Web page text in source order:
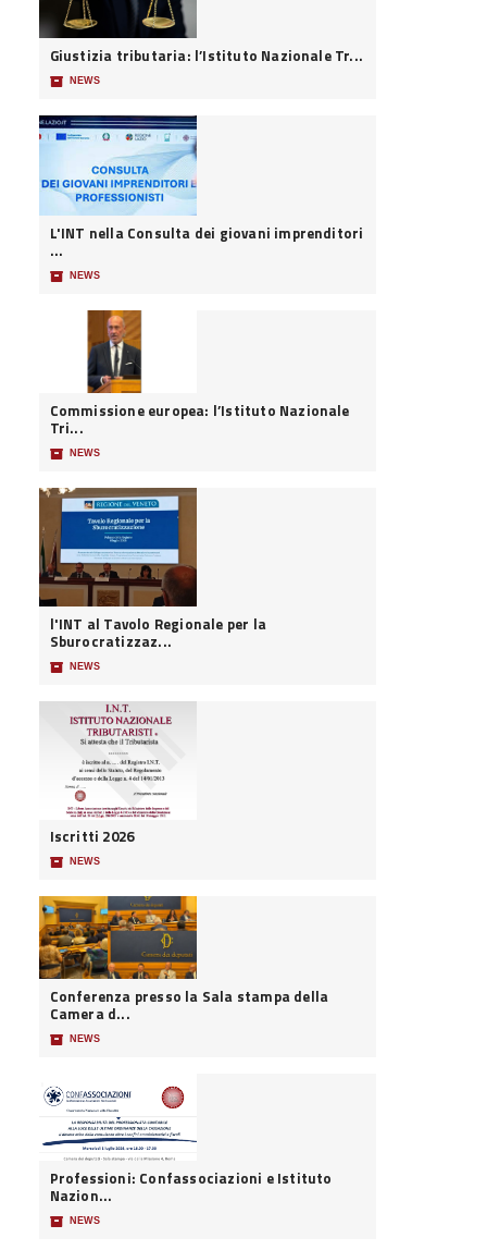
Giustizia tributaria: l’Istituto Nazionale Tr...
📦 NEWS
L'INT nella Consulta dei giovani imprenditori
...
📦 NEWS
Commissione europea: l’Istituto Nazionale
Tri...
📦 NEWS
l'INT al Tavolo Regionale per la
Sburocratizzaz...
📦 NEWS
Iscritti 2026
📦 NEWS
Conferenza presso la Sala stampa della
Camera d...
📦 NEWS
Professioni: Confassociazioni e Istituto
Nazion...
📦 NEWS